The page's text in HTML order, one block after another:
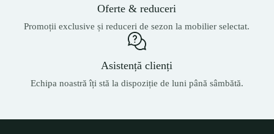
Oferte & reduceri
Promoții exclusive și reduceri de sezon la mobilier selectat.
Asistență clienți
Echipa noastră îți stă la dispoziție de luni până sâmbătă.